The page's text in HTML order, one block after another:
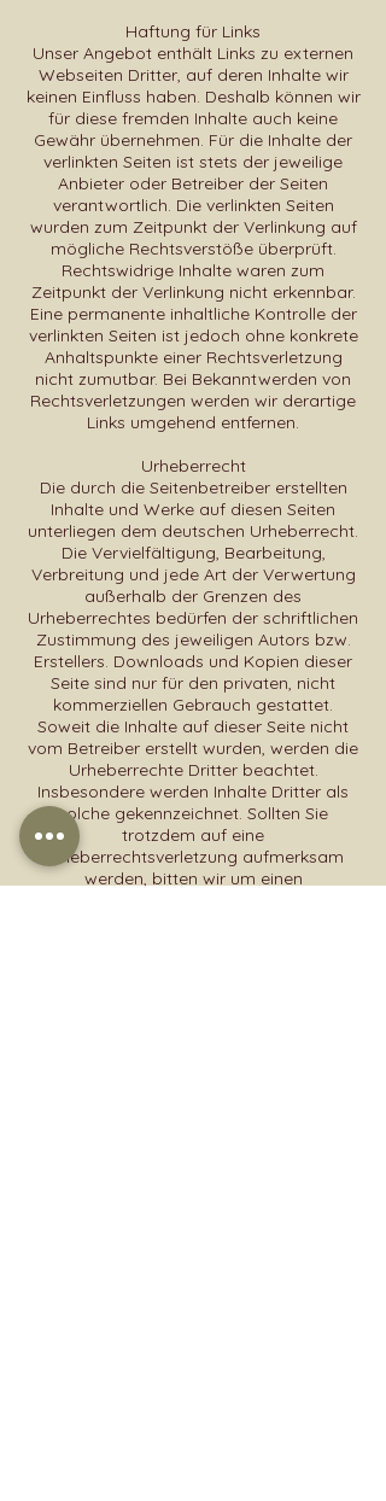
Haftung für Links
Unser Angebot enthält Links zu externen
Webseiten Dritter, auf deren Inhalte wir
keinen Einfluss haben. Deshalb können wir
für diese fremden Inhalte auch keine
Gewähr übernehmen. Für die Inhalte der
verlinkten Seiten ist stets der jeweilige
Anbieter oder Betreiber der Seiten
verantwortlich. Die verlinkten Seiten
wurden zum Zeitpunkt der Verlinkung auf
mögliche Rechtsverstöße überprüft.
Rechtswidrige Inhalte waren zum
Zeitpunkt der Verlinkung nicht erkennbar.
Eine permanente inhaltliche Kontrolle der
verlinkten Seiten ist jedoch ohne konkrete
Anhaltspunkte einer Rechtsverletzung
nicht zumutbar. Bei Bekanntwerden von
Rechtsverletzungen werden wir derartige
Links umgehend entfernen.
Urheberrecht
Die durch die Seitenbetreiber erstellten
Inhalte und Werke auf diesen Seiten
unterliegen dem deutschen Urheberrecht.
Die Vervielfältigung, Bearbeitung,
Verbreitung und jede Art der Verwertung
außerhalb der Grenzen des
Urheberrechtes bedürfen der schriftlichen
Zustimmung des jeweiligen Autors bzw.
Erstellers. Downloads und Kopien dieser
Seite sind nur für den privaten, nicht
kommerziellen Gebrauch gestattet.
Soweit die Inhalte auf dieser Seite nicht
vom Betreiber erstellt wurden, werden die
Urheberrechte Dritter beachtet.
Insbesondere werden Inhalte Dritter als
solche gekennzeichnet. Sollten Sie
trotzdem auf eine
Urheberrechtsverletzung aufmerksam
werden, bitten wir um einen